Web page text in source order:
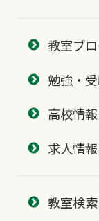
教室ブ
勉強・
高校情報
求人情報
教室検索